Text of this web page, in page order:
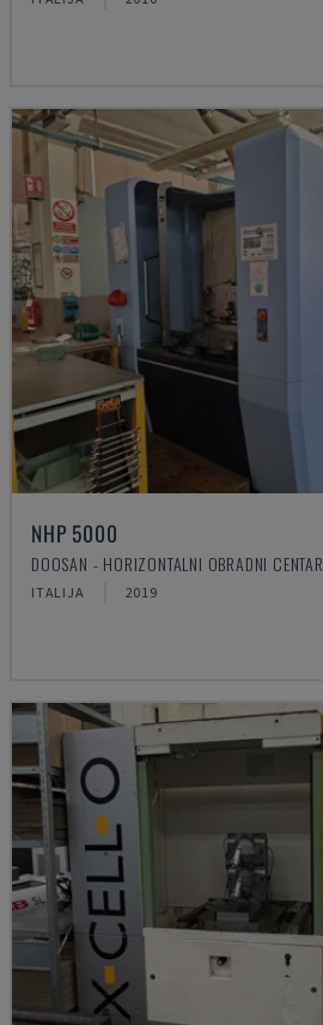
NHP 5000
DOOSAN - HORIZONTALNI OBRADNI CENTAR
ITALIJA 2019